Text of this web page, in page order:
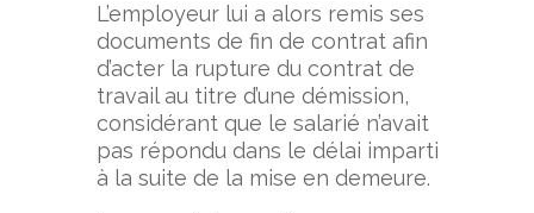
L’employeur lui a alors remis ses
documents de fin de contrat afin
d’acter la rupture du contrat de
travail au titre d’une démission,
considérant que le salarié n’avait
pas répondu dans le délai imparti
à la suite de la mise en demeure.